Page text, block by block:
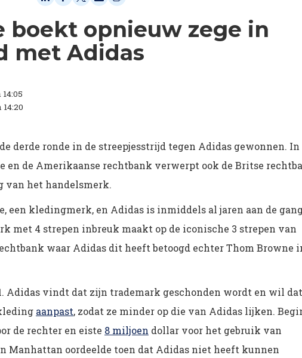
boekt opnieuw zege in
met Adidas
derde ronde in de streepjesstrijd tegen Adidas gewonnen. In
en de Amerikaanse rechtbank verwerpt ook de Britse
van het handelsmerk.
een kledingmerk, en Adidas is inmiddels al jaren aan de
met 4 strepen inbreuk maakt op de iconische 3 strepen van
waar Adidas dit heeft betoogd echter Thom Browne
Adidas vindt dat zijn trademark geschonden wordt en wil dat
aanpast, zodat ze minder op die van Adidas lijken.
de rechter en eiste 8 miljoen dollar voor het gebruik van
Manhattan oordeelde toen dat Adidas niet heeft kunnen